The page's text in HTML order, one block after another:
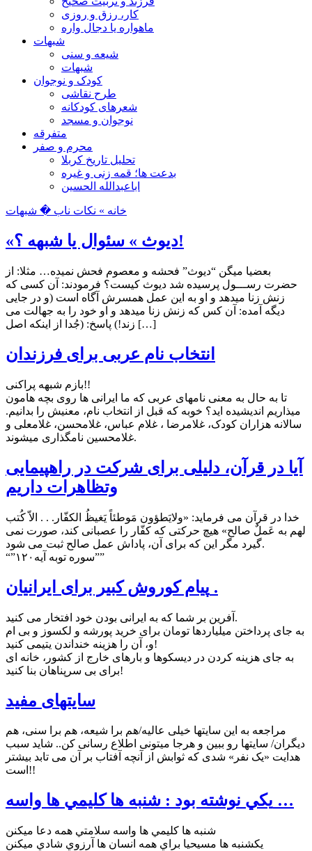
کار، رزق و روزی
ماهواره یا دجال واره
شبهات
شیعه و سنی
شبهات
کودک و نوجوان
طرح نقاشی
شعرهای کودکانه
نوجوان و مسجد
متفرقه
محرم و صفر
تحلیل تاریخ کربلا
بدعت ها؛ قمه زنی و غیره
اباعبدالله الحسین
خانه » نکات ناب � شبهات
«دیوث » سئوال یا شبهه ؟!
بعضیا میگن “دیوث” فحشه و معصوم فحش نمیده… مثلا: از
حضرت رســـول پرسیده شد دیوث کیست؟ فرمودند: آن کسی که
زنش زنا میدهد و او به این عمل همسرش آگاه است (و در جایی
دیگه آمده: آن کس که زنش زنا میدهد و او خود را به جهالت می
زند!) پاسخ: (جُدا از اینکه اصل […]
انتخاب نام عربی برای فرزندان
بازم شبهه پراکنی!!
تا به حال به معنی نامهای عربی که ما ایرانی ها روی بچه هامون
میذاریم اندیشیده اید؟ خوبه که قبل از انتخاب نام، معنیش را بدانیم.
سالانه هزاران کودک، غلامرضا ، غلام عباس، غلامحسن، غلامعلی و
غلامحسین نامگذاری میشوند.
آیا در قرآن، دلیلی برای شركت در راهپیمایی
وتظاهرات داریم
خدا در قرآن می فرماید: «ولایَطؤون مَوطئاً یَغیظُ الكفّار. . . الاّ كُتب
لهم به عَملٌ صالح» هیچ حركتی كه كفّار را عصبانی كند، صورت نمی
گیرد مگر این كه برای آن، پاداش عمل صالح ثبت می شود.
“”سوره توبه آیه۱۲۰””
پيام کوروش کبیر برای ايرانيان .
آفرین بر شما که به ایرانی بودن خود افتخار می کنید.
به جای پرداختن ميلياردها تومان برای خرید پورشه و لکسوز و بی ام
و، آن را هزينه خنداندن يتيمی کنيد!
به جای هزینه کردن در دیسکوها و بارهای خارج از کشور، خانه ای
برای بی سرپناهان بنا کنيد!
سایتهای مفید
مراجعه به این سایتها خیلی عالیه/هم برا شیعه، هم برا سنی، هم
دیگران/ سایتها رو ببین و هرجا میتونی اطلاع رسانی کن.. شاید سبب
هدایت «یک نفر» شدی که ثوابش از آنچه آفتاب بر آن می تابد بیشتر
است!!
يکي نوشته بود : شنبه ها کليمي ها واسه …
شنبه ها کليمي ها واسه سلامتي همه دعا ميکنن
يکشنبه ها مسيحيا براي همه انسان ها آرزوي شادي ميکنن